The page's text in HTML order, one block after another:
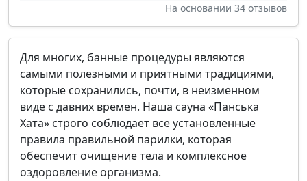
На основании 34 отзывов
Для многих, банные процедуры являются
самыми полезными и приятными традициями,
которые сохранились, почти, в неизменном
виде с давних времен. Наша сауна «Панська
Хата» строго соблюдает все установленные
правила правильной парилки, которая
обеспечит очищение тела и комплексное
оздоровление организма.